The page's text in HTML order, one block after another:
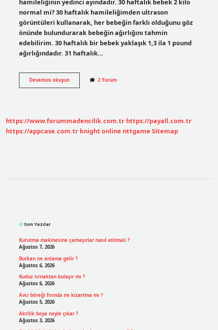
hamileliğinin yedinci ayındadır. 30 haftalık bebek 2 kilo
normal mi? 30 haftalık hamileliğimden ultrason
görüntüleri kullanarak, her bebeğin farklı olduğunu göz
önünde bulundurarak bebeğin ağırlığını tahmin
edebilirim. 30 haftalık bir bebek yaklaşık 1,3 ila 1 pound
ağırlığındadır. 31 haftalık…
Devamını okuyun30
Haftalık
2 Yorum
https://www.forummadencilik.com.tr https://payall.com.tr
https://appcase.com.tr knight online nttgame Sitemap
Son Yazılar
Kurutma makinesine çamaşırlar nasıl atılmalı ?
Ağustos 7, 2026
Burkan ne anlama gelir ?
Ağustos 6, 2026
Kuduz tırnaktan bulaşır mı ?
Ağustos 6, 2026
Avcı böreği fırında mı kızartma mı ?
Ağustos 5, 2026
Akrilik boya neyle çıkar ?
Ağustos 3, 2026